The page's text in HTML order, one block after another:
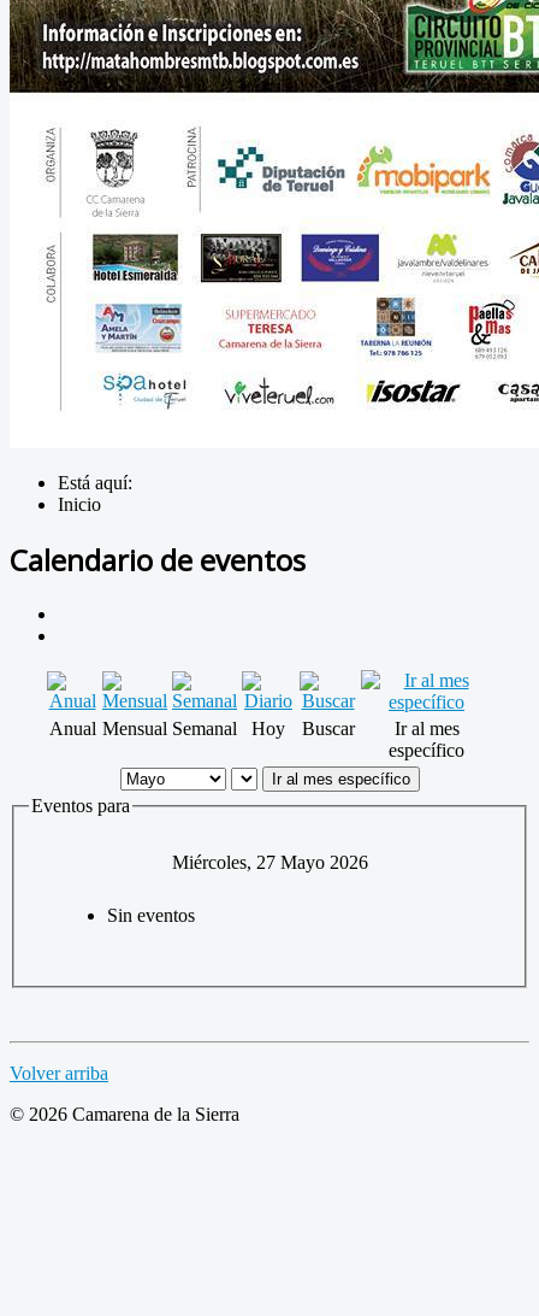
Está aquí:
Inicio
Calendario de eventos
Anual Mensual Semanal Hoy Buscar
Ir al mes
específico
Ir al mes específico
Eventos para
Miércoles, 27 Mayo 2026
Sin eventos
Volver arriba
© 2026 Camarena de la Sierra